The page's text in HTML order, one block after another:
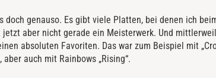
doch genauso. Es gibt viele Platten, bei denen ich
jetzt aber nicht gerade ein Meisterwerk. Und
absoluten Favoriten. Das war zum Beispiel mit
auch mit Rainbows „Rising“.